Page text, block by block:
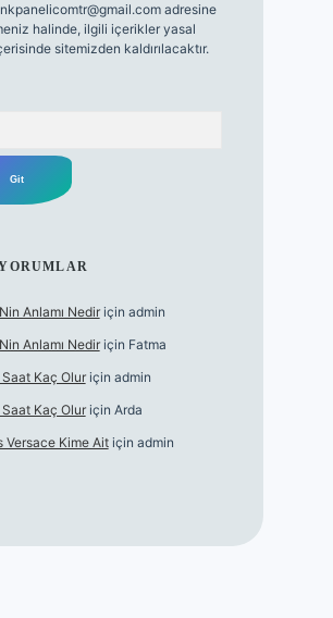
adresine
halinde, ilgili içerikler yasal
sitemizden kaldırılacaktır.
Anlamı Nediriçin admin
Anlamı Nediriçin Fatma
Kaç Oluriçin admin
Kaç Oluriçin Arda
Versace Kime Aitiçin admin